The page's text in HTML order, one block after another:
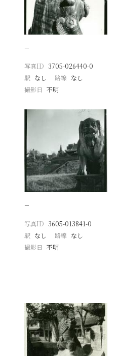
−
写真ID 3705-026440-0
駅 なし 路線 なし
撮影日
不明
−
写真ID 3605-013841-0
駅 なし 路線 なし
撮影日
不明